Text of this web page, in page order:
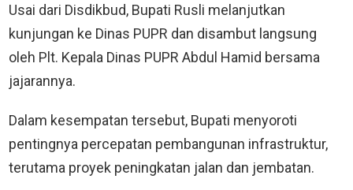
Usai dari Disdikbud, Bupati Rusli melanjutkan
kunjungan ke Dinas PUPR dan disambut langsung
oleh Plt. Kepala Dinas PUPR Abdul Hamid bersama
jajarannya.
Dalam kesempatan tersebut, Bupati menyoroti
pentingnya percepatan pembangunan infrastruktur,
terutama proyek peningkatan jalan dan jembatan.